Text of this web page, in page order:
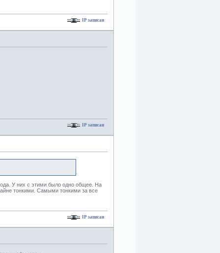
IP записан
IP записан
У них с этими было одно общее. На
тонкими. Самыми тонкими за все
IP записан